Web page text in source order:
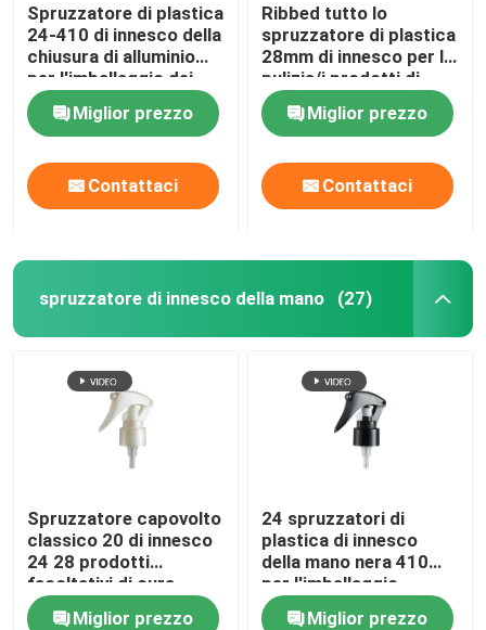
Spruzzatore di plastica
24-410 di innesco della
chiusura di alluminio
per l'imballaggio dei
cosmetici
Miglior prezzo
Contattaci
Ribbed tutto lo
spruzzatore di plastica
28mm di innesco per la
pulizia/i prodotti di
vetro lavaggio
dell'automobile
Miglior prezzo
Contattaci
spruzzatore di innesco della mano (27)
Spruzzatore capovolto
classico 20 di innesco
24 28 prodotti
facoltativi di cura
personale
Miglior prezzo
24 spruzzatori di
plastica di innesco
della mano nera 410
per l'imballaggio
cosmetico
Miglior prezzo